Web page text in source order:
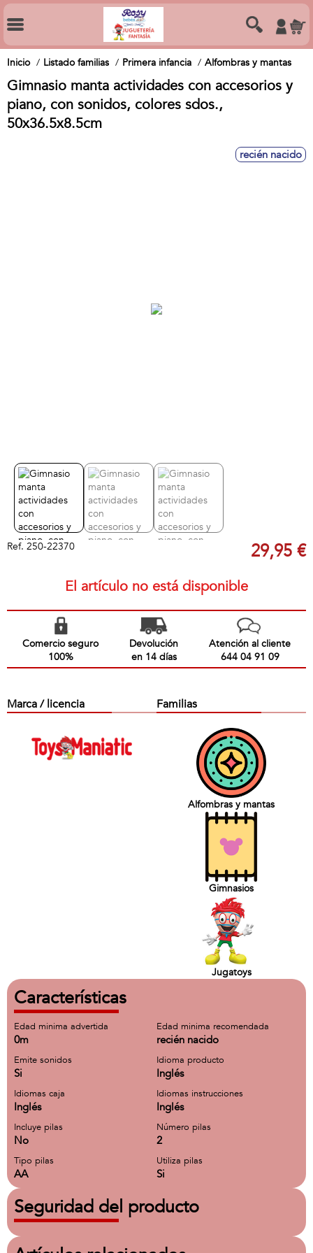
Inicio Listado familias Primera infancia Alfombras y mantas
Gimnasio manta actividades con accesorios y
piano, con sonidos, colores sdos.,
50x36.5x8.5cm
recién nacido
Ref. 250-22370 29,95 €
El artículo no está disponible
Comercio seguro
100%
Devolución
en 14 días
Atención al cliente
644 04 91 09
Marca / licencia Familias
Alfombras y mantas
Gimnasios
Jugatoys
Características
Edad minima advertida
0m
Edad minima recomendada
recién nacido
Emite sonidos
Si
Idioma producto
Inglés
Idiomas caja
Inglés
Idiomas instrucciones
Inglés
Incluye pilas
No
Número pilas
2
Tipo pilas
AA
Utiliza pilas
Si
Seguridad del producto